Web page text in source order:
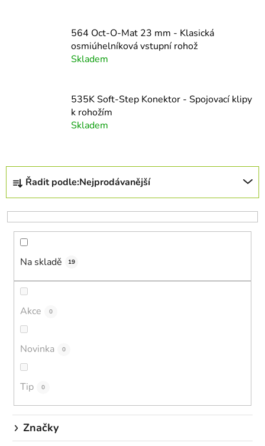
564 Oct-O-Mat 23 mm - Klasická
osmiúhelníková vstupní rohož
Skladem
535K Soft-Step Konektor - Spojovací klipy
k rohožím
Skladem
Ř
z
e
Řadit podle:Nejprodávanější
Na skladě 19
Akce 0
Novinka 0
Tip 0
Značky